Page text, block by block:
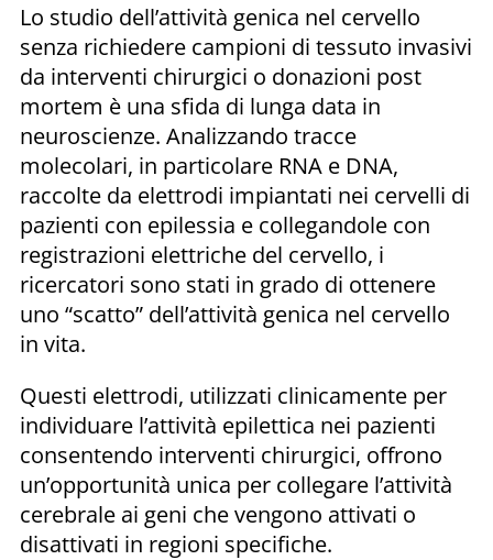
Lo studio dell’attività genica nel cervello
senza richiedere campioni di tessuto invasivi
da interventi chirurgici o donazioni post
mortem è una sfida di lunga data in
neuroscienze. Analizzando tracce
molecolari, in particolare RNA e DNA,
raccolte da elettrodi impiantati nei cervelli di
pazienti con epilessia e collegandole con
registrazioni elettriche del cervello, i
ricercatori sono stati in grado di ottenere
uno “scatto” dell’attività genica nel cervello
in vita.
Questi elettrodi, utilizzati clinicamente per
individuare l’attività epilettica nei pazienti
consentendo interventi chirurgici, offrono
un’opportunità unica per collegare l’attività
cerebrale ai geni che vengono attivati o
disattivati in regioni specifiche.